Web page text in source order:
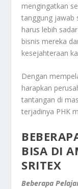
mengingatkan
tanggung jawab
harus lebih
bisnis mereka
kesejahteraan
Dengan
harapkan
tantangan di
terjadinya PHK
BISA DI
SRITEX
Beberapa